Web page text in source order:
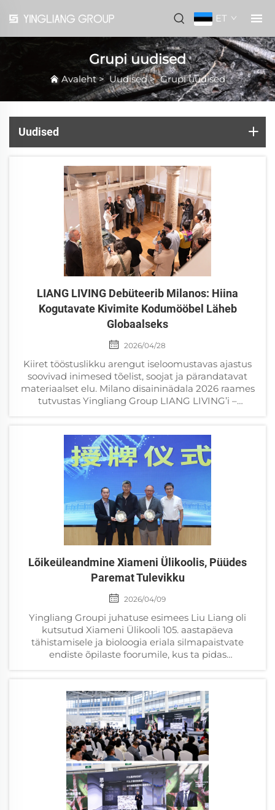
ET
Grupi uudised
Avaleht>Uudised>Grupi uudised
Uudised
LIANG LIVING Debüteerib Milanos: Hiina
Kogutavate Kivimite Kodumööbel Läheb
Globaalseks
2026/04/28
Kiiret tööstuslikku arengut iseloomustavas ajastus
soovivad inimesed tõelist, soojat ja pärandatavat
materiaalset elu. Milano disaininädala 2026 raames
tutvustas Yingliang Group LIANG LIVING’i –
Lõikeüleandmine Xiameni Ülikoolis, Püüdes
Paremat Tulevikku
2026/04/09
Yingliang Groupi juhatuse esimees Liu Liang oli
kutsutud Xiameni Ülikooli 105. aastapäeva
tähistamisele ja bioloogia eriala silmapaistvate
endiste õpilaste foorumile, kus ta pidas